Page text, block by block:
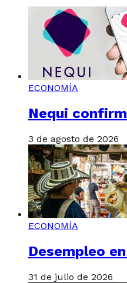
ECONOMÍA
Nequi
3 de agosto de 2026
ECONOMÍA
Desempleo
31 de julio de 2026